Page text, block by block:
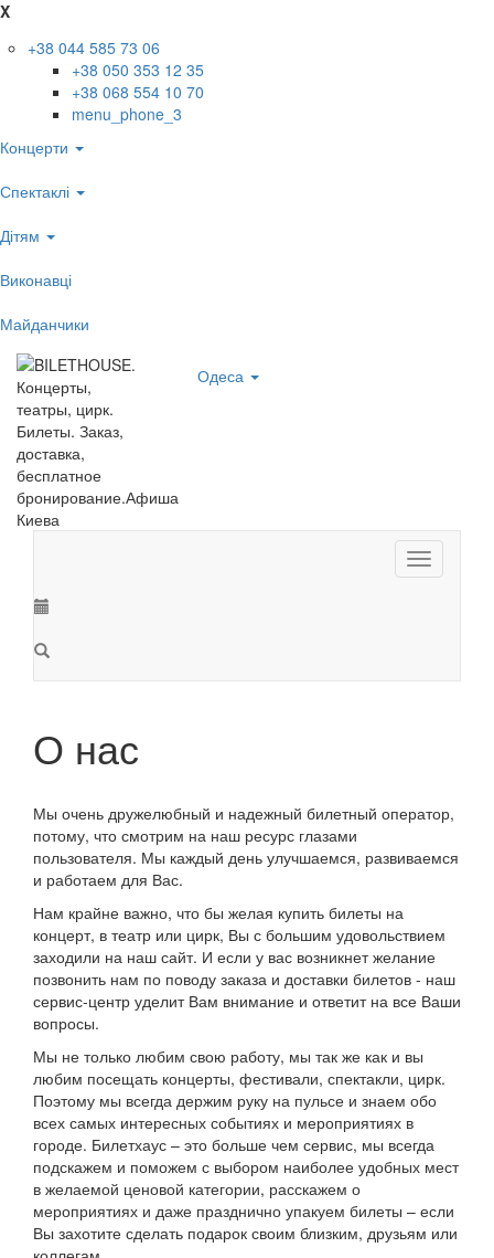
X
+38 044 585 73 06
+38 050 353 12 35
+38 068 554 10 70
menu_phone_3
Концерти
Спектаклі
Дітям
Виконавці
Майданчики
Одеса
Toggle
navigation
О нас
Мы очень дружелюбный и надежный билетный оператор,
потому, что смотрим на наш ресурс глазами
пользователя. Мы каждый день улучшаемся, развиваемся
и работаем для Вас.
Нам крайне важно, что бы желая купить билеты на
концерт, в театр или цирк, Вы с большим удовольствием
заходили на наш сайт. И если у вас возникнет желание
позвонить нам по поводу заказа и доставки билетов - наш
сервис-центр уделит Вам внимание и ответит на все Ваши
вопросы.
Мы не только любим свою работу, мы так же как и вы
любим посещать концерты, фестивали, спектакли, цирк.
Поэтому мы всегда держим руку на пульсе и знаем обо
всех самых интересных событиях и мероприятиях в
городе. Билетхаус – это больше чем сервис, мы всегда
подскажем и поможем с выбором наиболее удобных мест
в желаемой ценовой категории, расскажем о
мероприятиях и даже празднично упакуем билеты – если
Вы захотите сделать подарок своим близким, друзьям или